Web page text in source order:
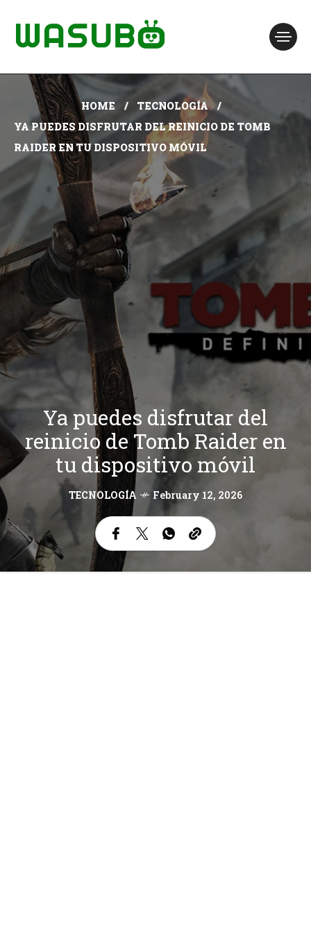
HOME
TECNOLOGÍA
YA PUEDES DISFRUTAR DEL REINICIO DE TOMB
RAIDER EN TU DISPOSITIVO MÓVIL
Ya puedes disfrutar del
reinicio de Tomb Raider en
tu dispositivo móvil
TECNOLOGÍA February 12, 2026